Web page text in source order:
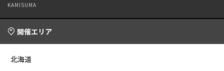
KAMISUMA
開催エリア
北海道